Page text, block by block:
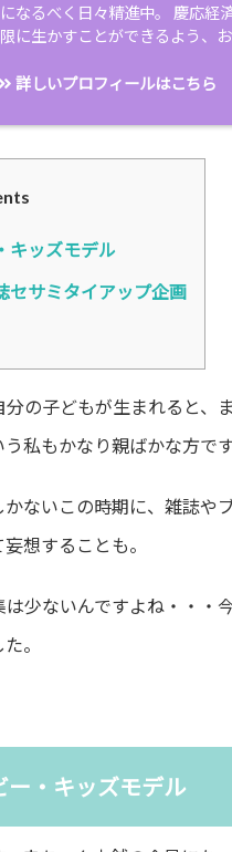
になるべく日々精進中。 慶応経
限に生かすことができるよう、
詳しいプロフィールはこちら
キッズモデル
セサミタイアップ企画
の子どもが生まれると、
私もかなり親ばかな方です
ないこの時期に、雑誌や
想することも。
少ないんですよね・・・
。
ー・キッズモデル